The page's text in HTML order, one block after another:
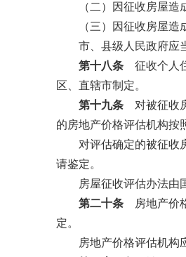
（二）因征收房屋造
（三）因征收房屋造成
市、县级人民政府应当
第十八条 征收个人
区、直辖市制定。
第十九条 对被征收
的房地产价格评估机构按
对评估确定的被征收房
请鉴定。
房屋征收评估办法由国
第二十条 房地产价
定。
房地产价格评估机构应